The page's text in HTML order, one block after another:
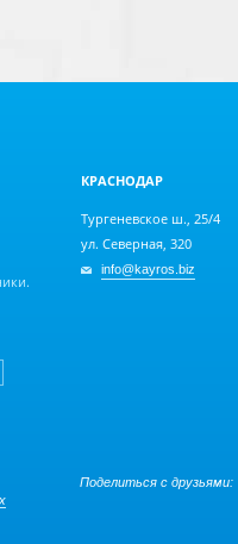
КРАСНОДАР
Тургеневское ш., 25/4
ул. Северная, 320
info@kayros.biz
Поделиться с друзьями: